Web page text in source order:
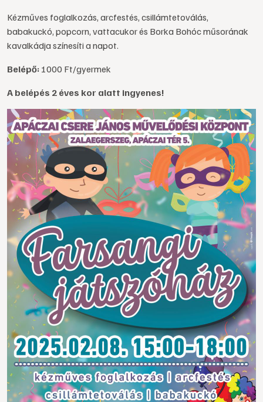
Kézműves foglalkozás, arcfestés, csillámtetoválás,
babakuckó, popcorn, vattacukor és Borka Bohóc műsorának
kavalkádja színesíti a napot.
Belépő: 1000 Ft/gyermek
A belépés 2 éves kor alatt ingyenes!